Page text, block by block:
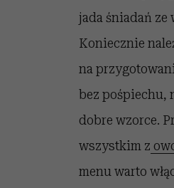
jada śniadań
Koniecznie
na
bez pośpiechu,
dobre wzorce.
wszystkim z
menu warto